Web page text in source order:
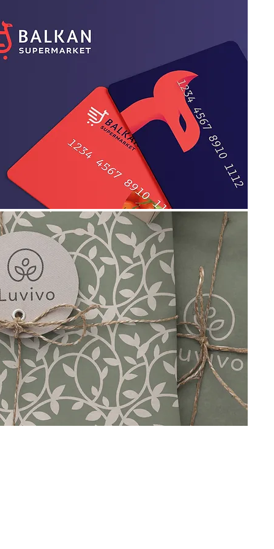
view project
view project